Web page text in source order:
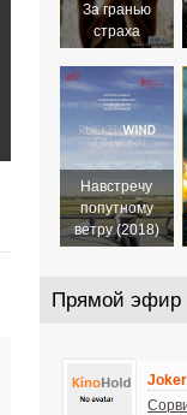
За гранью
страха
Навстречу
попутному
ветру (2018)
Прямой эфир
Joker